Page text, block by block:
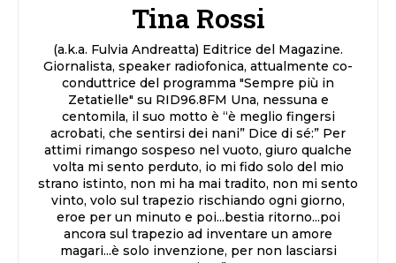
Tina Rossi
(a.k.a. Fulvia Andreatta) Editrice del Magazine.
Giornalista, speaker radiofonica, attualmente co-
conduttrice del programma "Sempre più in
Zetatielle" su RID96.8FM Una, nessuna e
centomila, il suo motto è “è meglio fingersi
acrobati, che sentirsi dei nani” Dice di sé:” Per
attimi rimango sospeso nel vuoto, giuro qualche
volta mi sento perduto, io mi fido solo del mio
strano istinto, non mi ha mai tradito, non mi sento
vinto, volo sul trapezio rischiando ogni giorno,
eroe per un minuto e poi...bestia ritorno...poi
ancora sul trapezio ad inventare un amore
magari...è solo invenzione, per non lasciarsi